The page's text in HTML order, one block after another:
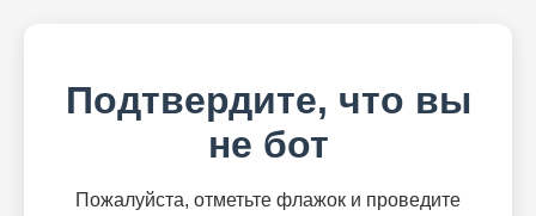
Подтвердите, что вы
не бот
Пожалуйста, отметьте флажок и проведите